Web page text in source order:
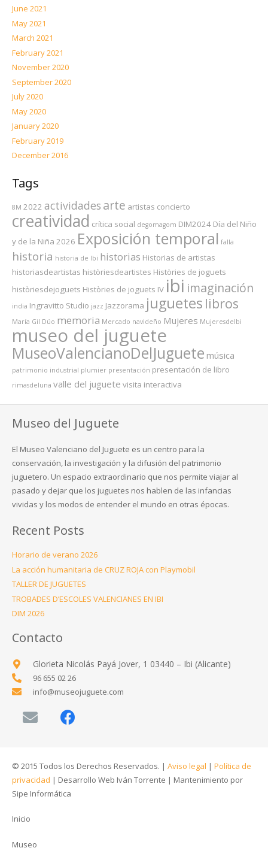
June 2021
May 2021
March 2021
February 2021
November 2020
September 2020
July 2020
May 2020
January 2020
February 2019
December 2016
Tags
8M 2022 actividades arte artistas concierto
creatividad crítica social degomagom DIM2024 Día del Niño
y de la Niña 2026 Exposición temporal falla
historia historia de Ibi historias Historias de artistas
historiasdeartistas històriesdeartistes Històries de joguets
històriesdejoguets Històries de joguets IV ibi imaginación
india Ingravitto Studio jazz Jazzorama juguetes libros
María Gil Dúo memoria Mercado navideño Mujeres MujeresdeIbi
museo del juguete
MuseoValencianoDelJuguete música
patrimonio industrial plumier presentación presentación de libro
rimasdeluna valle del juguete visita interactiva
Museo del Juguete
El Museo Valenciano del Juguete es un centro para la
conservación, la investigación y la difusión del patrimonio
juguetero. Un espacio extraordinario que nos permite viajar al
pasado y dejar que los juguetes nos hablen de las infancias
vividas y los modos de entender el mundo en otras épocas.
Recent Posts
Horario de verano 2026
La acción humanitaria de CRUZ ROJA con Playmobil
TALLER DE JUGUETES
TROBADES D’ESCOLES VALENCIANES EN IBI
DIM 2026
Contacto
Glorieta Nicolás Payá Jover, 1 03440 – Ibi (Alicante)
96 655 02 26
info@museojuguete.com
© 2015 Todos los Derechos Reservados. | Aviso legal | Política de
privacidad | Desarrollo Web Iván Torrente | Mantenimiento por
Sipe Informática
Inicio
Museo